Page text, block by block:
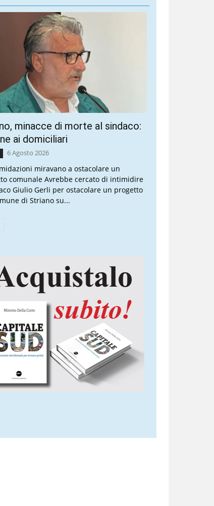
minacce di morte al sindaco:
ai domiciliari
6 Agosto 2026
miravano a ostacolare un
comunale Avrebbe cercato di intimidire
Giulio Gerli per ostacolare un progetto
di Striano su...